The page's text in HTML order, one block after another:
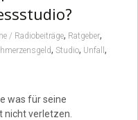
/ Radiobeiträge, Ratgeber,
, Studio, Unfall ,
was für seine
nicht verletzen.